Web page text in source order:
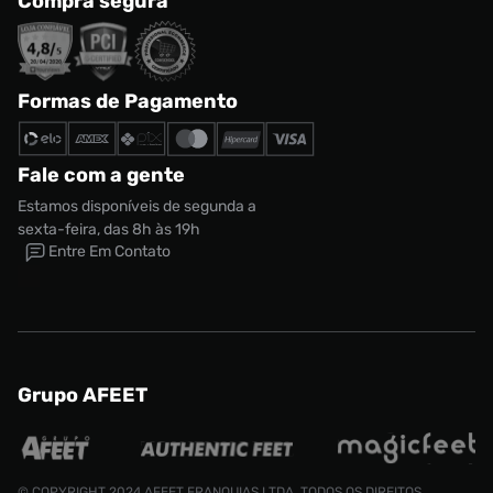
Formas de Pagamento
Fale com a gente
Estamos disponíveis de segunda a
sexta-feira, das 8h às 19h
Entre Em Contato
Grupo AFEET